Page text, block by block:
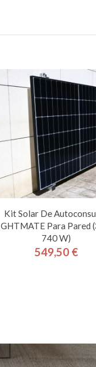
Kit Solar De
Para Pared
740 W)
Precio
549,50 €